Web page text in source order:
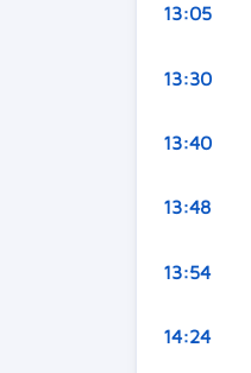
13:05
13:30
13:40
13:48
13:54
14:24